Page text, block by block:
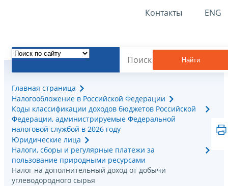
Контакты ENG
Найти
Главная страница
Налогообложение в Российской Федерации
Коды классификации доходов бюджетов Российской
Федерации, администрируемые Федеральной
налоговой службой в 2026 году
Юридические лица
Налоги, сборы и регулярные платежи за
пользование природными ресурсами
Налог на дополнительный доход от добычи
углеводородного сырья